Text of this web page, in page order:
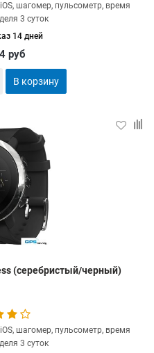
шагомер, пульсометр, время
3 суток
14 дней
руб
В корзину
(серебристый/черный)
шагомер, пульсометр, время
3 суток